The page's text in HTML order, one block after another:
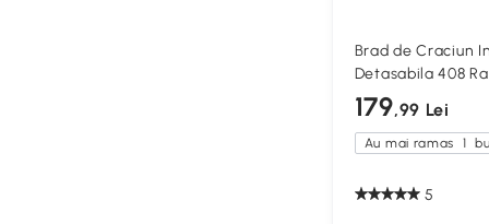
Brad de Craciun
Detasabila 408
179,99 Lei
Au mai ramas 1
5